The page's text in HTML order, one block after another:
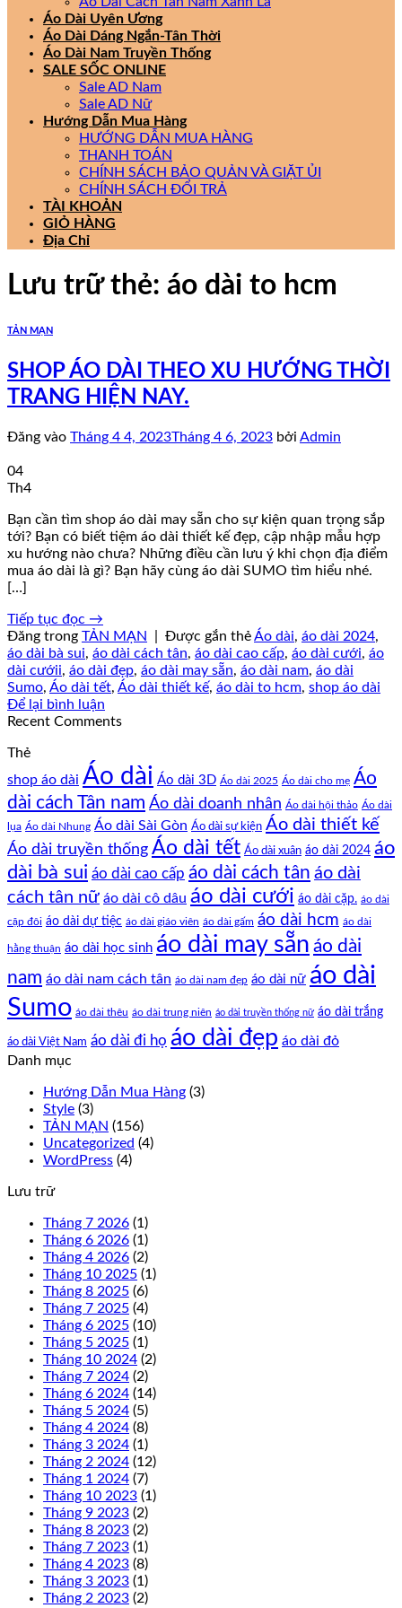
Áo Dài Uyên Ương
Áo Dài Dáng Ngắn-Tân Thời
Áo Dài Nam Truyền Thống
SALE SỐC ONLINE
Sale AD Nam
Sale AD Nữ
Hướng Dẫn Mua Hàng
HƯỚNG DẪN MUA HÀNG
THANH TOÁN
CHÍNH SÁCH BẢO QUẢN VÀ GIẶT ỦI
CHÍNH SÁCH ĐỔI TRẢ
TÀI KHOẢN
GIỎ HÀNG
Địa Chỉ
Lưu trữ thẻ: áo dài to hcm
TẢN MẠN
SHOP ÁO DÀI THEO XU HƯỚNG THỜI
TRANG HIỆN NAY.
Đăng vào Tháng 4 4, 2023Tháng 4 6, 2023 bởi Admin
04
Th4
Bạn cần tìm shop áo dài may sẵn cho sự kiện quan trọng sắp
tới? Bạn có biết tiệm áo dài thiết kế đẹp, cập nhập mẫu hợp
xu hướng nào chưa? Những điều cần lưu ý khi chọn địa điểm
mua áo dài là gì? Bạn hãy cùng áo dài SUMO tìm hiểu nhé.
[…]
Tiếp tục đọc →
Đăng trong TẢN MẠN Được gắn thẻÁo dài, áo dài 2024,
áo dài bà sui, áo dài cách tân, áo dài cao cấp, áo dài cưới, áo
dài cướii, áo dài đẹp, áo dài may sẵn, áo dài nam, áo dài
Sumo, Áo dài tết, Áo dài thiết kế, áo dài to hcm, shop áo dài
Để lại bình luận
Recent Comments
Thẻ
shop áo dài Áo dài Áo dài 3D Áo dài 2025 Áo dài cho mẹ Áo
dài cách Tân nam Áo dài doanh nhân Áo dài hội thảo Áo dài
lụa Áo dài Nhung Áo dài Sài Gòn Áo dài sự kiện Áo dài thiết kế
Áo dài truyền thống Áo dài tết Áo dài xuân áo dài 2024 áo
dài bà sui áo dài cao cấp áo dài cách tân áo dài
cách tân nữ áo dài cô dâu áo dài cưới áo dài cặp. áo dài
cặp đôi áo dài dự tiệc áo dài giáo viên áo dài gấm áo dài hcm áo dài
hằng thuận áo dài học sinh áo dài may sẵn áo dài
nam áo dài nam cách tân áo dài nam đẹp áo dài nữ áo dài
Sumo áo dài thêu áo dài trung niên áo dài truyền thống nữ áo dài trắng
áo dài Việt Nam áo dài đi họ áo dài đẹp áo dài đỏ
Danh mục
Hướng Dẫn Mua Hàng (3)
Style (3)
TẢN MẠN (156)
Uncategorized (4)
WordPress (4)
Lưu trữ
Tháng 7 2026 (1)
Tháng 6 2026 (1)
Tháng 4 2026 (2)
Tháng 10 2025 (1)
Tháng 8 2025 (6)
Tháng 7 2025 (4)
Tháng 6 2025 (10)
Tháng 5 2025 (1)
Tháng 10 2024 (2)
Tháng 7 2024 (2)
Tháng 6 2024 (14)
Tháng 5 2024 (5)
Tháng 4 2024 (8)
Tháng 3 2024 (1)
Tháng 2 2024 (12)
Tháng 1 2024 (7)
Tháng 10 2023 (1)
Tháng 9 2023 (2)
Tháng 8 2023 (2)
Tháng 7 2023 (1)
Tháng 4 2023 (8)
Tháng 3 2023 (1)
Tháng 2 2023 (2)